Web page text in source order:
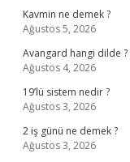
Kavmin ne demek ?
Ağustos 5, 2026
Avangard hangi dilde ?
Ağustos 4, 2026
19’lü sistem nedir ?
Ağustos 3, 2026
2 iş günü ne demek ?
Ağustos 3, 2026